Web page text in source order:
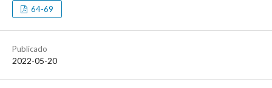
64-69
Publicado
2022-05-20